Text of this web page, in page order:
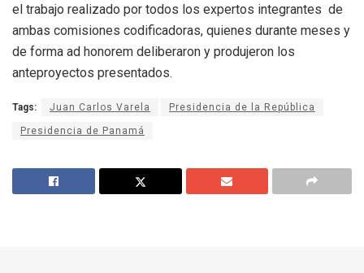
el trabajo realizado por todos los expertos integrantes de
ambas comisiones codificadoras, quienes durante meses y
de forma ad honorem deliberaron y produjeron los
anteproyectos presentados.
Tags: Juan Carlos Varela Presidencia de la República
Presidencia de Panamá